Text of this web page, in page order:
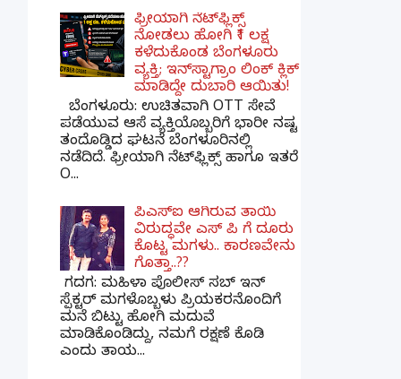
ಫ್ರೀಯಾಗಿ ನೆಟ್‌ಫ್ಲಿಕ್ಸ್
ನೋಡಲು ಹೋಗಿ ₹1 ಲಕ್ಷ
ಕಳೆದುಕೊಂಡ ಬೆಂಗಳೂರು
ವ್ಯಕ್ತಿ; ಇನ್‌ಸ್ಟಾಗ್ರಾಂ ಲಿಂಕ್ ಕ್ಲಿಕ್
ಮಾಡಿದ್ದೇ ದುಬಾರಿ ಆಯಿತು!
ಬೆಂಗಳೂರು: ಉಚಿತವಾಗಿ OTT ಸೇವೆ
ಪಡೆಯುವ ಆಸೆ ವ್ಯಕ್ತಿಯೊಬ್ಬರಿಗೆ ಭಾರೀ ನಷ್ಟ
ತಂದೊಡ್ಡಿದ ಘಟನೆ ಬೆಂಗಳೂರಿನಲ್ಲಿ
ನಡೆದಿದೆ. ಫ್ರೀಯಾಗಿ ನೆಟ್‌ಫ್ಲಿಕ್ಸ್ ಹಾಗೂ ಇತರೆ
O...
ಪಿಎಸ್​ಐ ಆಗಿರುವ ತಾಯಿ
ವಿರುದ್ಧವೇ ಎಸ್ ಪಿ ಗೆ ದೂರು
ಕೊಟ್ಟ ಮಗಳು.. ಕಾರಣವೇನು
ಗೊತ್ತಾ..??
ಗದಗ​: ಮಹಿಳಾ ಪೊಲೀಸ್​ ಸಬ್ ​ಇನ್​
ಸ್ಪೆಕ್ಟರ್​ ಮಗಳೊಬ್ಬಳು ಪ್ರಿಯಕರನೊಂದಿಗೆ
ಮನೆ ಬಿಟ್ಟು ಹೋಗಿ ಮದುವೆ
ಮಾಡಿಕೊಂಡಿದ್ದು, ನಮಗೆ ರಕ್ಷಣೆ ಕೊಡಿ
ಎಂದು ತಾಯ...